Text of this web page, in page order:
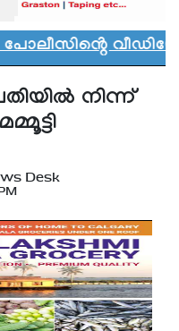
വീഡിയോ
നിന്ന്
Desk